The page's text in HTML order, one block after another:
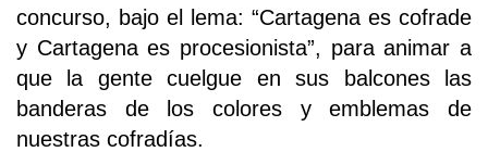
concurso, bajo el lema: “Cartagena es cofrade
y Cartagena es procesionista”, para animar a
que la gente cuelgue en sus balcones las
banderas de los colores y emblemas de
nuestras cofradías.